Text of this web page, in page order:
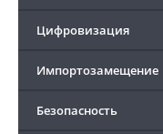
Цифровизация
Импортозамещение
Безопасность